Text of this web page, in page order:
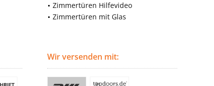
Zimmertüren Hilfevideo
Zimmertüren mit Glas
Wir versenden mit: